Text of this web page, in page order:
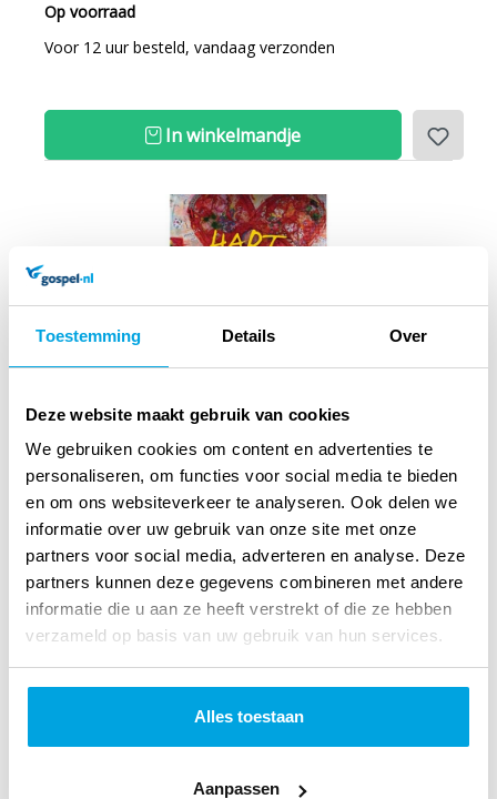
Toestemming Details Over
Deze website maakt gebruik van cookies
We gebruiken cookies om content en advertenties te
personaliseren, om functies voor social media te bieden
en om ons websiteverkeer te analyseren. Ook delen we
informatie over uw gebruik van onze site met onze
partners voor social media, adverteren en analyse. Deze
partners kunnen deze gegevens combineren met andere
informatie die u aan ze heeft verstrekt of die ze hebben
verzameld op basis van uw gebruik van hun services.
Alles toestaan
Aanpassen
Op voorraad
Voor 12 uur besteld, vandaag verzonden
In winkelmandje
De kunstenaar
Hart van Pasen 2013
Lees, Kijk en Ontmoet ... De Kunstenaar. lees verder
299
Op voorraad
Voor 12 uur besteld, vandaag verzonden
In winkelmandje